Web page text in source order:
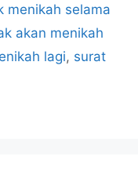
menikah selama
akan menikah
lagi, surat